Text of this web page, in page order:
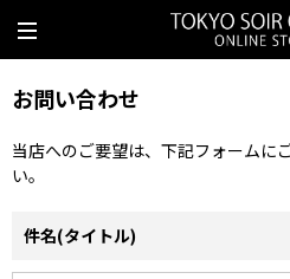
お問い合わせ
当店へのご要望は、下記フォームに
い。
件名(タイトル)